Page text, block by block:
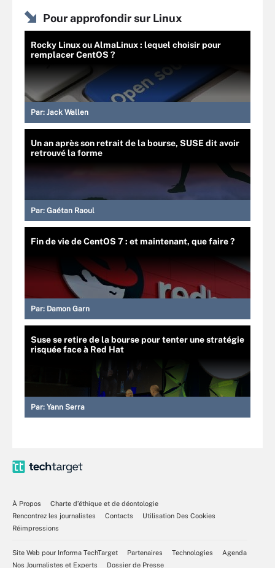
Pour approfondir sur Linux
Rocky Linux ou AlmaLinux : lequel choisir pour
remplacer CentOS ?
Par: Jack Wallen
Un an après son retrait de la bourse, SUSE dit avoir
retrouvé la forme
Par: Gaétan Raoul
Fin de vie de CentOS 7 : et maintenant, que faire ?
Par: Damon Garn
Suse se retire de la bourse pour tenter une stratégie
risquée face à Red Hat
Par: Yann Serra
À Propos
Charte d’éthique et de déontologie
Rencontrez les journalistes
Contacts
Utilisation Des Cookies
Réimpressions
Site Web pour Informa TechTarget Partenaires Technologies
Agenda
Nos Journalistes et Experts
Dossier de Presse